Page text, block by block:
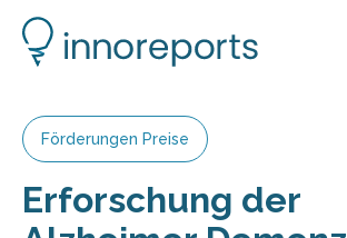
Förderungen Preise
Erforschung der